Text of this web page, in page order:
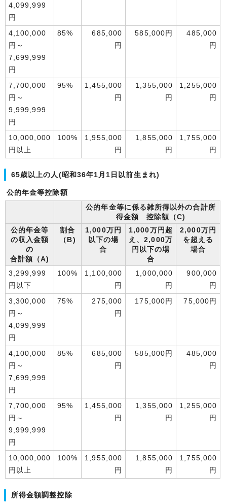
4,099,999
円
4,100,000
円～
7,699,999
円
85%
685,000
円
585,000円
485,000
円
7,700,000
円～
9,999,999
円
95%
1,455,000
円
1,355,000
円
1,255,000
円
10,000,000
円以上
100%
1,955,000
円
1,855,000
円
1,755,000
円
65歳以上の人(昭和36年1月1日以前生まれ)
公的年金等控除額
公的年金等に係る雑所得以外の合計所
得金額 控除額（C)
公的年金等
の収入金額
の
合計額（A)
割合
（B)
1,000万円
以下の場
合
1,000万円超
え、2,000万
円以下の場
合
2,000万円
を超える
場合
3,299,999
円以下
100%
1,100,000
円
1,000,000
円
900,000
円
3,300,000
円～
4,099,999
円
75%
275,000
円
175,000円 75,000円
4,100,000
円～
7,699,999
円
85%
685,000
円
585,000円
485,000
円
7,700,000
円～
9,999,999
円
95%
1,455,000
円
1,355,000
円
1,255,000
円
10,000,000
円以上
100%
1,955,000
円
1,855,000
円
1,755,000
円
所得金額調整控除